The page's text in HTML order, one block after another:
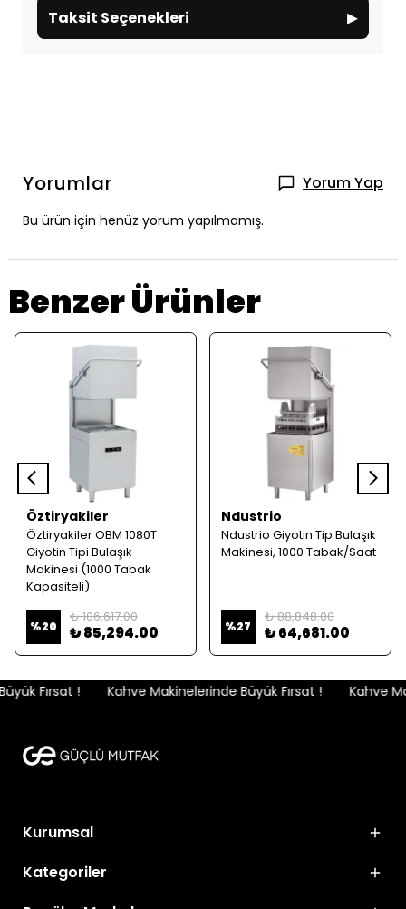
Taksit Seçenekleri ▸
Yorumlar Yorum Yap
Bu ürün için henüz yorum yapılmamış.
Benzer Ürünler
Öztiryakiler
Öztiryakiler OBM 1080T
Giyotin Tipi Bulaşık
Makinesi (1000 Tabak
Kapasiteli)
%20
₺ 106,617.00
₺ 85,294.00
Ndustrio
Ndustrio Giyotin Tip Bulaşık
Makinesi, 1000 Tabak/Saat
%27
₺ 88,848.00
₺ 64,681.00
Fırsat ! Kahve Makinelerinde Büyük Fırsat ! Kahve
Kurumsal
Kategoriler